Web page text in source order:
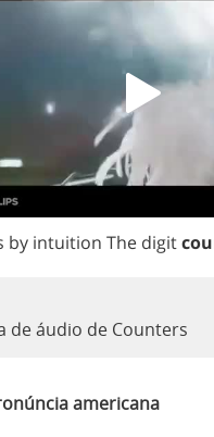
by intuition The digit
de áudio de Counters
americana